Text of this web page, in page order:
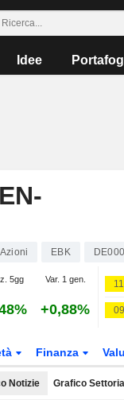
Idee
Azioni EBK
5gg Var. 1 gen.
+0,88%
Finanza
Notizie Grafico